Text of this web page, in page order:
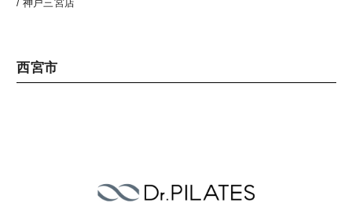
/神戸三宮店
西宮市